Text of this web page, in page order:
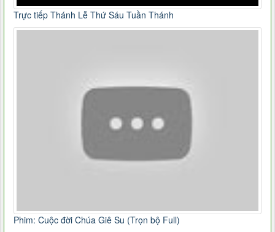
Trực tiếp Thánh Lễ Thứ Sáu Tuần Thánh
Phim: Cuộc đời Chúa Giê Su (Trọn bộ Full)